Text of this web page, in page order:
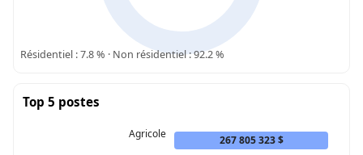
Résidentiel : 7.8 % · Non résidentiel : 92.2 %
Top 5 postes
Agricole
267 805 323 $